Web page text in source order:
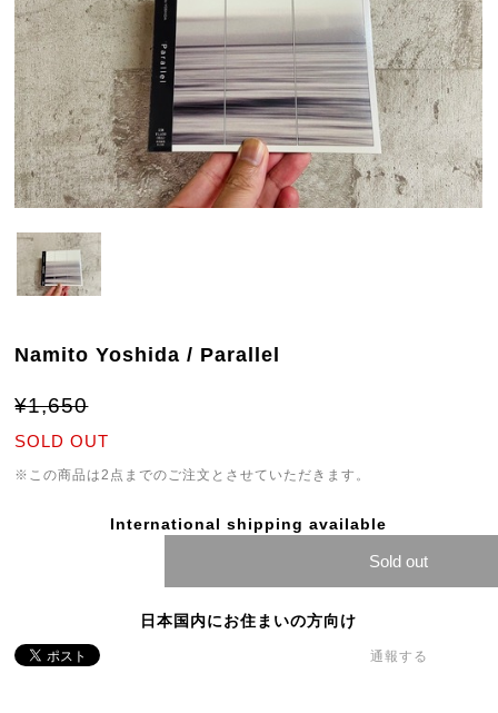
Namito Yoshida / Parallel
¥1,650
SOLD OUT
※この商品は2点までのご注文とさせていただきます。
International shipping available
Sold out
日本国内にお住まいの方向け
通報する